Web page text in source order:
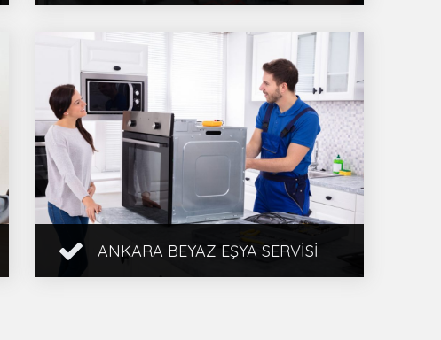
Beyaz Eşya Servisi, Bölge Servis,
Ankara Bulaşık Makinesi Tamircisi, 1
Yıl Garanti, Hızl ...
İncele
ANKARA BEYAZ EŞYA SERVISI